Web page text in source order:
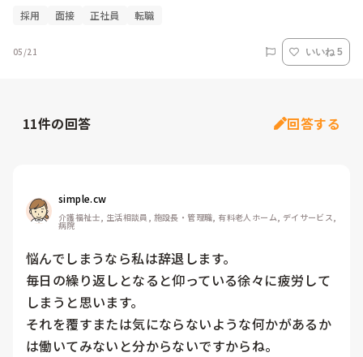
採用 面接 正社員 転職
05/21 いいね 5
11件の回答 回答する
simple.cw
介護福祉士, 生活相談員, 施設長・管理職, 有料老人ホーム, デイサービス,
病院
悩んでしまうなら私は辞退します。
毎日の繰り返しとなると仰っている徐々に疲労して
しまうと思います。
それを覆すまたは気にならないような何かがあるか
は働いてみないと分からないですからね。